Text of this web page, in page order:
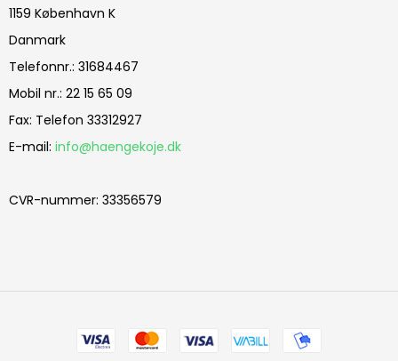
1159 København K
Danmark
Telefonnr.: 31684467
Mobil nr.: 22 15 65 09
Fax: Telefon 33312927
E-mail: info@haengekoje.dk
CVR-nummer: 33356579